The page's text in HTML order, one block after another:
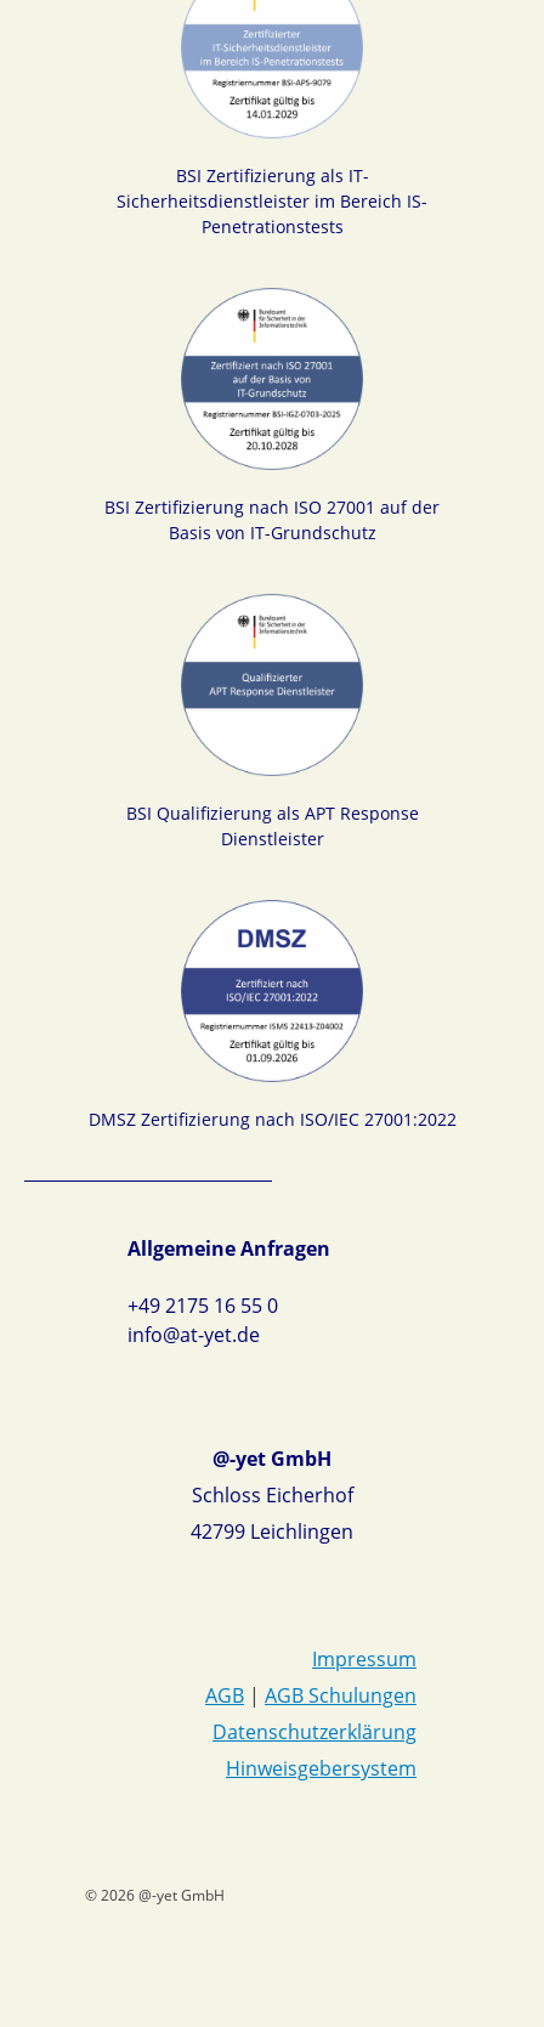
BSI Zertifizierung als IT-
Sicherheitsdienstleister im Bereich IS-
Penetrationstests
BSI Zertifizierung nach ISO 27001 auf der
Basis von IT-Grundschutz
BSI Qualifizierung als APT Response
Dienstleister
DMSZ Zertifizierung nach ISO/IEC 27001:2022
Allgemeine Anfragen
+49 2175 16 55 0
info@at-yet.de
@-yet GmbH
Schloss Eicherhof
42799 Leichlingen
Impressum
AGB | AGB Schulungen
Datenschutzerklärung
Hinweisgebersystem
© 2026 @-yet GmbH